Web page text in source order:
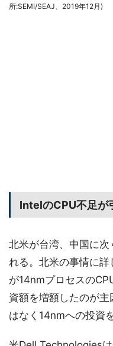
所:SEMI/SEAJ、2019年12月)
IntelのCPU不足が
北米が台湾、中国に次
れる。北米の事情に
が14nmプロセスの
資額を増額したのが
はなく14nmへの投資